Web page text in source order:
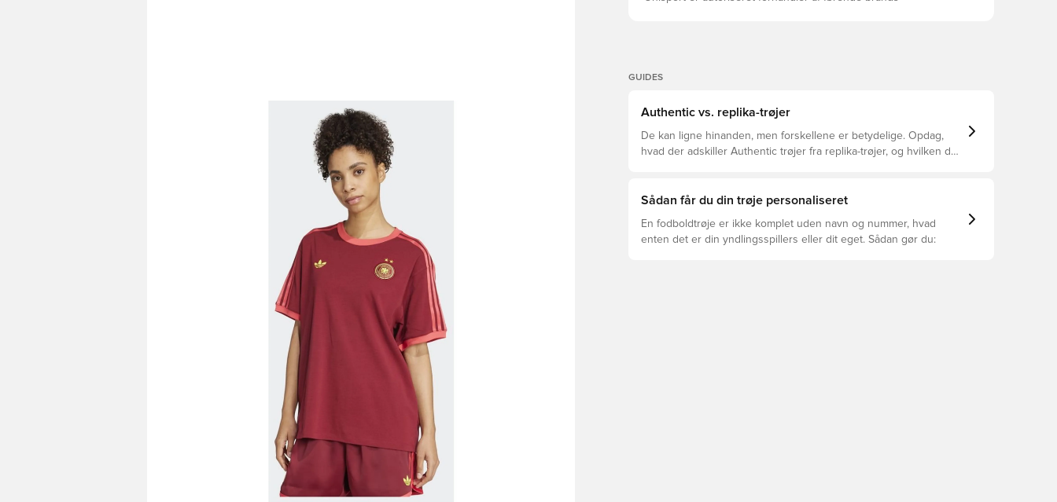
GUIDES
Authentic vs. replika-trøjer
De kan ligne hinanden, men forskellene er betydelige. Opdag,
hvad der adskiller Authentic trøjer fra replika-trøjer, og hvilken der
Sådan får du din trøje personaliseret
En fodboldtrøje er ikke komplet uden navn og nummer, hvad
enten det er din yndlingsspillers eller dit eget. Sådan gør du: